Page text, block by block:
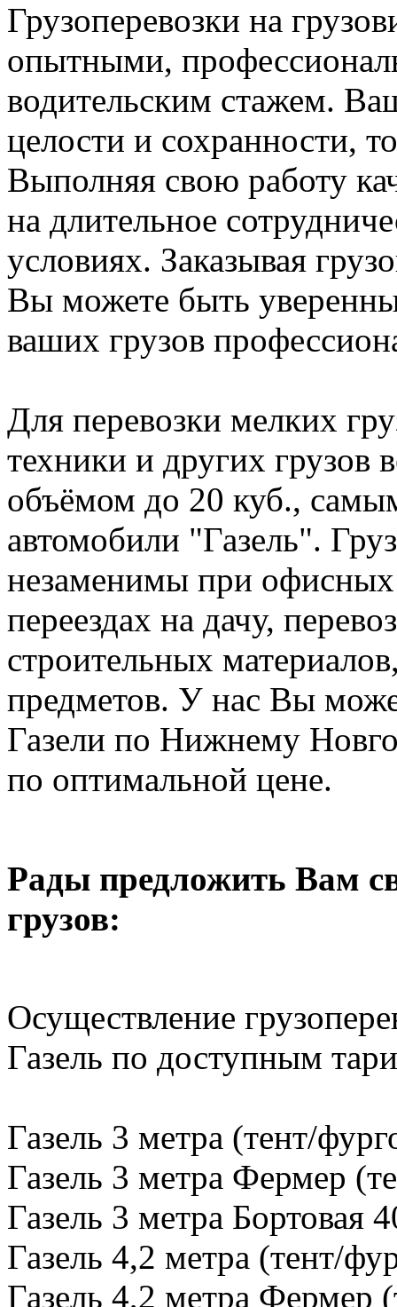
Грузоперевозки на
опытными,
водительским стажем.
целости и сохранности,
Выполняя свою работу
на длительное
условиях. Заказывая
Вы можете быть
ваших грузов
Для перевозки мелких
техники и других
объёмом до 20 куб.,
автомобили "Газель".
незаменимы при офисных
переездах на дачу,
строительных
предметов. У нас Вы
Газели по Нижнему
по оптимальной цене.
Рады предложить Вам
грузов:
Осуществление
Газель по доступным
Газель 3 метра (тент/
Газель 3 метра Фермер
Газель 3 метра Бортовая
Газель 4,2 метра (тент/
Газель 4,2 метра Фермер